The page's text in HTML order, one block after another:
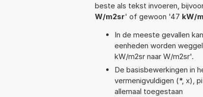
beste als tekst invoeren,
W/m2sr' of gewoon '47 kW/
In de meeste gevallen
eenheden worden
kW/m2sr naar W/m2sr'.
De basisbewerkingen in
vermenigvuldigen (*, x),
allemaal toegestaan